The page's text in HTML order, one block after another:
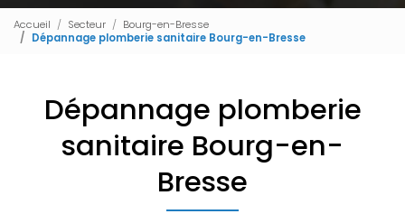
Accueil Secteur
Bourg-en-Bresse
Dépannage plomberie sanitaire Bourg-en-Bresse
Dépannage plomberie
sanitaire Bourg-en-
Bresse